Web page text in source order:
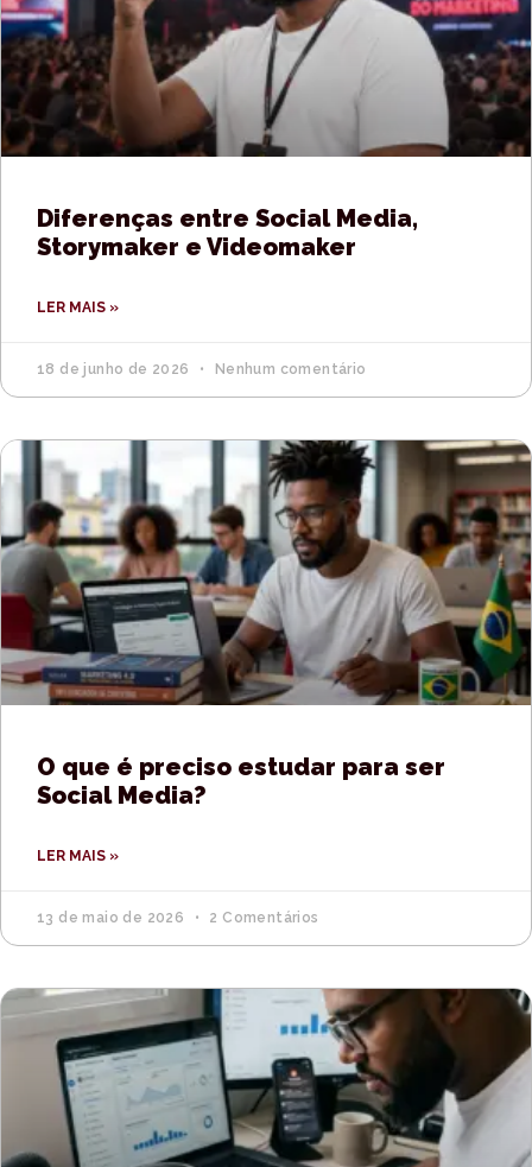
Diferenças entre Social Media,
Storymaker e Videomaker
LER MAIS »
18 de junho de 2026 Nenhum comentário
O que é preciso estudar para ser
Social Media?
LER MAIS »
13 de maio de 2026 2 Comentários